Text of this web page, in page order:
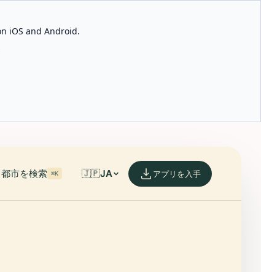
iOS and Android.
都市を検索 ⌘K 🇯🇵JA アプリを入手